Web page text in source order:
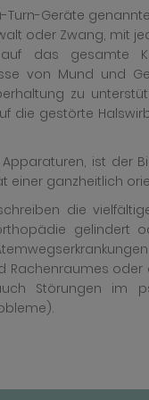
Turn-Geräte
oder Zwang, mit
das gesamte
von Mund und
zu
die gestörte
Apparaturen, ist der
einer ganzheitlich
die
gelindert
Rachenraumes oder
Störungen im